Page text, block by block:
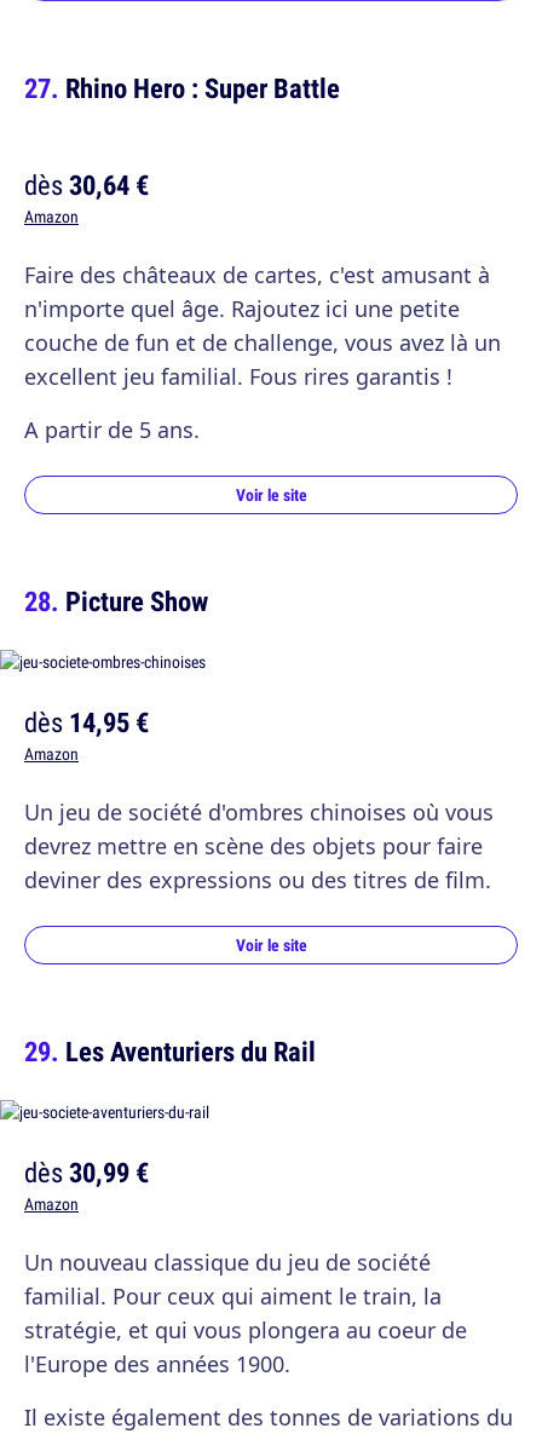
Rhino Hero : Super Battle
dès30,64 €
Amazon
Faire des châteaux de cartes, c'est amusant à
n'importe quel âge. Rajoutez ici une petite
couche de fun et de challenge, vous avez là un
excellent jeu familial. Fous rires garantis !
A partir de 5 ans.
Voir le site
Picture Show
dès14,95 €
Amazon
Un jeu de société d'ombres chinoises où vous
devrez mettre en scène des objets pour faire
deviner des expressions ou des titres de film.
Voir le site
Les Aventuriers du Rail
dès30,99 €
Amazon
Un nouveau classique du jeu de société
familial. Pour ceux qui aiment le train, la
stratégie, et qui vous plongera au coeur de
l'Europe des années 1900.
Il existe également des tonnes de variations du